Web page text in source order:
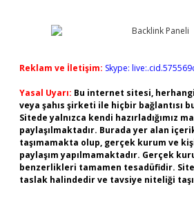
Reklam ve İletişim: Skype:
Yasal Uyarı: Bu internet sitesi,
veya şahıs şirketi ile hiçbir bağlantısı
Sitede yalnızca kendi hazırladığımız
paylaşılmaktadır. Burada yer alan
taşımamakta olup, gerçek kurum ve
paylaşım yapılmamaktadır. Gerçek
benzerlikleri tamamen tesadüfidir.
taslak halindedir ve tavsiye niteliği